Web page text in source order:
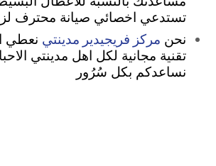
تستدعي اخصائي صيانة محترف
نحن مركز فريجيدير مدينتي نعطي
تقنية مجانية لكل اهل مدينتي
نساعدكم بكل سُرُور